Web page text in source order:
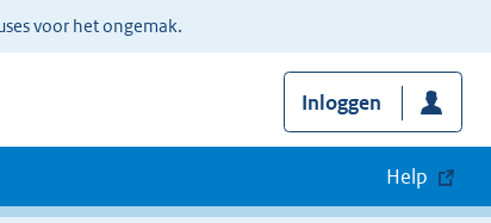
voor het ongemak.
Inloggen
Help